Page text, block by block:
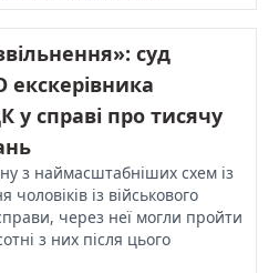
суд
екскерівника
у справі про тисячу
з наймасштабніших схем із
із військового
через неї могли пройти
з них після цього